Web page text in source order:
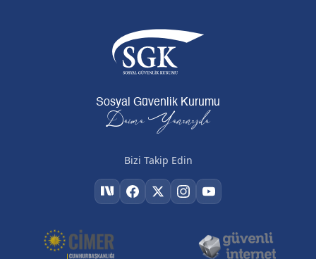
Sosyal Güvenlik Kurumu
Daima Yanınızda
Bizi Takip Edin